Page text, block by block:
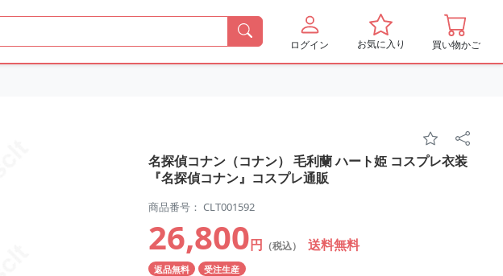
ログイン お気に入り 買い物かご
名探偵コナン（コナン） 毛利蘭 ハート姫 コスプレ衣装
『名探偵コナン』コスプレ通販
商品番号： CLT001592
26,800円 （税込） 送料無料
返品無料 受注生産